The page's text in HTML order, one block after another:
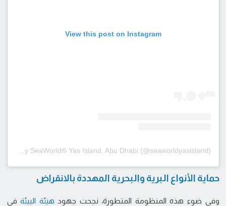
View this post on Instagram
A post shared by SeaWorld® Yas Island, Abu Dhabi (@seaworldyasisland)
حماية الأنواع البرية والبحرية المهددة بالانقراض
وفي ضوء هذه المنظومة المتطورة، نجحت جهود هيئة البيئةفي